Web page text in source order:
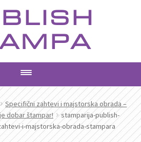
PROIZVODI
USLUGE
Specifični zahtevi i majstorska obrada –
dobar štampar!
stamparija-publish-
i-majstorska-obrada-stampara